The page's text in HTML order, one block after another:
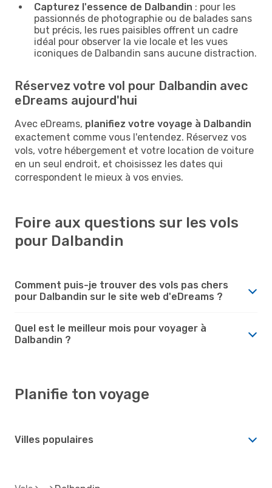
Capturez l'essence de Dalbandin : pour les
passionnés de photographie ou de balades sans
but précis, les rues paisibles offrent un cadre
idéal pour observer la vie locale et les vues
iconiques de Dalbandin sans aucune distraction.
Réservez votre vol pour Dalbandin avec
eDreams aujourd'hui
Avec eDreams, planifiez votre voyage à Dalbandin
exactement comme vous l'entendez. Réservez vos
vols, votre hébergement et votre location de voiture
en un seul endroit, et choisissez les dates qui
correspondent le mieux à vos envies.
Foire aux questions sur les vols
pour Dalbandin
Comment puis-je trouver des vols pas chers
pour Dalbandin sur le site web d'eDreams ?
Quel est le meilleur mois pour voyager à
Dalbandin ?
Planifie ton voyage
Villes populaires